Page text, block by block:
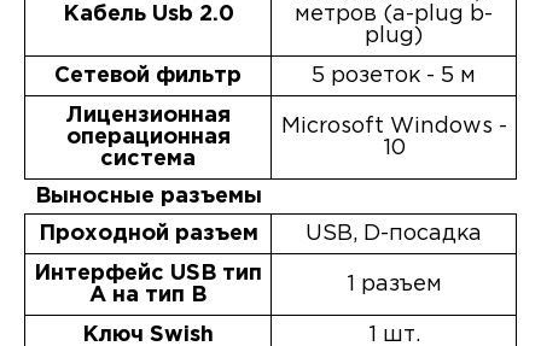
Кабель Usb 2.0
метров (a-plug b-
plug)
Сетевой фильтр 5 розеток - 5 м
Лицензионная
операционная
система
Microsoft Windows -
10
Выносные разъемы
Проходной разъем
USB, D-посадка
Интерфейс USB тип
A на тип B
1 разъем
Ключ Swish 1 шт.